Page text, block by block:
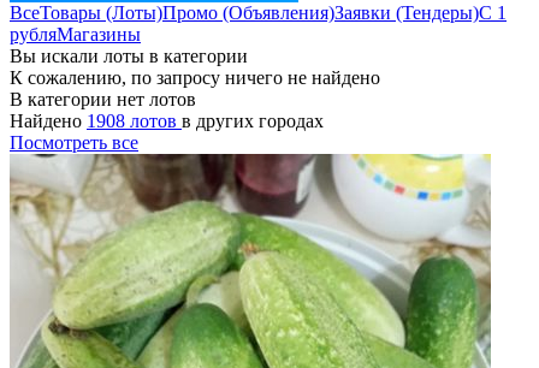
ВсеТовары (Лоты)Промо (Объявления)Заявки (Тендеры)С 1
рубляМагазины
Вы искали лоты в категории
К сожалению, по запросу ничего не найдено
В категории нет лотов
Найдено 1908 лотов в других городах
Посмотреть все